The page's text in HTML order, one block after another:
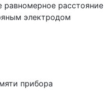
равномерное расстояние
электродом
прибора